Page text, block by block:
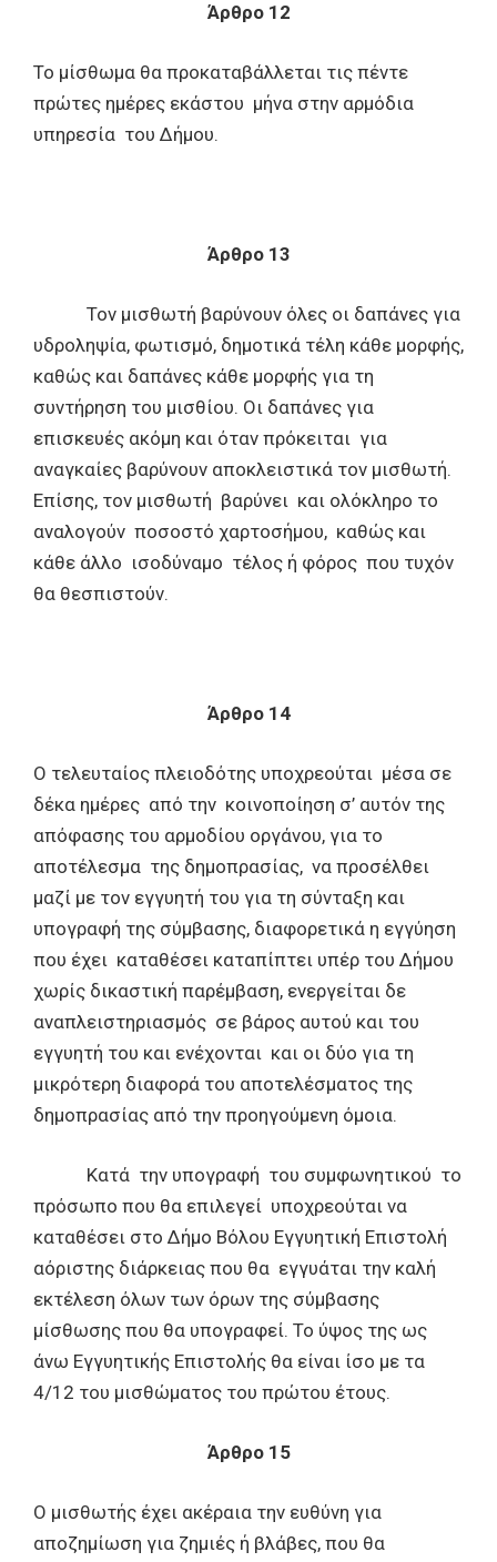
Άρθρο 12
Το μίσθωμα θα προκαταβάλλεται τις πέντε
πρώτες ημέρες εκάστου μήνα στην αρμόδια
υπηρεσία του Δήμου.
Άρθρο 13
Τον μισθωτή βαρύνουν όλες οι δαπάνες για
υδροληψία, φωτισμό, δημοτικά τέλη κάθε μορφής,
καθώς και δαπάνες κάθε μορφής για τη
συντήρηση του μισθίου. Οι δαπάνες για
επισκευές ακόμη και όταν πρόκειται για
αναγκαίες βαρύνουν αποκλειστικά τον μισθωτή.
Επίσης, τον μισθωτή βαρύνει και ολόκληρο το
αναλογούν ποσοστό χαρτοσήμου, καθώς και
κάθε άλλο ισοδύναμο τέλος ή φόρος που τυχόν
θα θεσπιστούν.
Άρθρο 14
Ο τελευταίος πλειοδότης υποχρεούται μέσα σε
δέκα ημέρες από την κοινοποίηση σ’ αυτόν της
απόφασης του αρμοδίου οργάνου, για το
αποτέλεσμα της δημοπρασίας, να προσέλθει
μαζί με τον εγγυητή του για τη σύνταξη και
υπογραφή της σύμβασης, διαφορετικά η εγγύηση
που έχει καταθέσει καταπίπτει υπέρ του Δήμου
χωρίς δικαστική παρέμβαση, ενεργείται δε
αναπλειστηριασμός σε βάρος αυτού και του
εγγυητή του και ενέχονται και οι δύο για τη
μικρότερη διαφορά του αποτελέσματος της
δημοπρασίας από την προηγούμενη όμοια.
Κατά την υπογραφή του συμφωνητικού το
πρόσωπο που θα επιλεγεί υποχρεούται να
καταθέσει στο Δήμο Βόλου Εγγυητική Επιστολή
αόριστης διάρκειας που θα εγγυάται την καλή
εκτέλεση όλων των όρων της σύμβασης
μίσθωσης που θα υπογραφεί. Το ύψος της ως
άνω Εγγυητικής Επιστολής θα είναι ίσο με τα
4/12 του μισθώματος του πρώτου έτους.
Άρθρο 15
Ο μισθωτής έχει ακέραια την ευθύνη για
αποζημίωση για ζημιές ή βλάβες, που θα